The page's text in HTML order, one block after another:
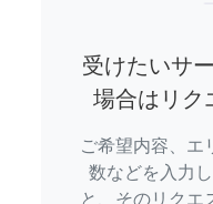
受けたいサ
場合はリク
ご希望内容、エ
数などを入力
と、そのリクエ